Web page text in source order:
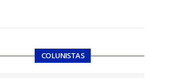
COLUNISTAS